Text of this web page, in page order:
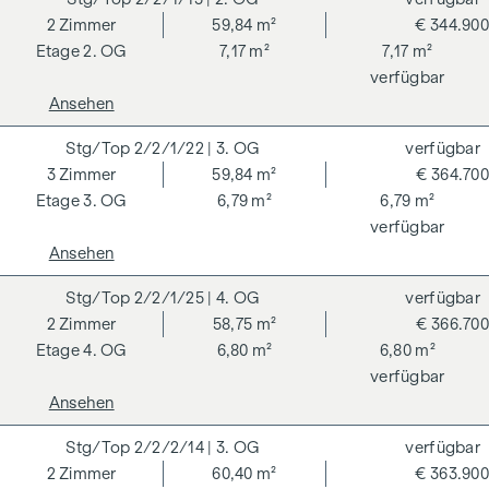
machen eine gesamtheitliche Nachhaltigkeitsstrategie
transparent. Der Käufer einer DGNB (Deutsche Gesellschaft
für Nachhaltiges Bauen) zertifizierten Eigentumswohnung
profitiert von verschiedenen Vorteilen, die sich auf
ökologische, ökonomische und soziokulturelle Aspekte
erstrecken. Auf der nächsten Seite finden Sie einige der
Kernvorteile.
Der guten Ordnung halber halten wir fest, dass, sofern im
Angebot nicht anders vermerkt, bei erfolgreichem
Abschlussfall eine Provision anfällt, die den in der
Immobilienmaklerverordnung BGBI. 262 und 297/1996
Kaufpreises zzgl. 20 % USt. Diese Provisionspflicht besteht
an Dritte weitergeben. Es besteht ein wirtschaftliches
Naheverhältnis zum Verkäufer. Wir weisen darauf hin, dass
2. OG
2 Zimmer
59,84 m²
7,17 m²
7,17 m²
€ 344.900
verfügbar
Ansehen
2/2/1/22 | 3. OG
3. OG
3 Zimmer
59,84 m²
6,79 m²
6,79 m²
€ 364.700
verfügbar
verfügbar
Ansehen
2/2/1/25 | 4. OG
4. OG
2 Zimmer
58,75 m²
6,80 m²
6,80 m²
€ 366.700
verfügbar
verfügbar
Ansehen
2/2/2/14
| 3. OG
2 Zimmer 60,40 m² € 363.900
verfügbar